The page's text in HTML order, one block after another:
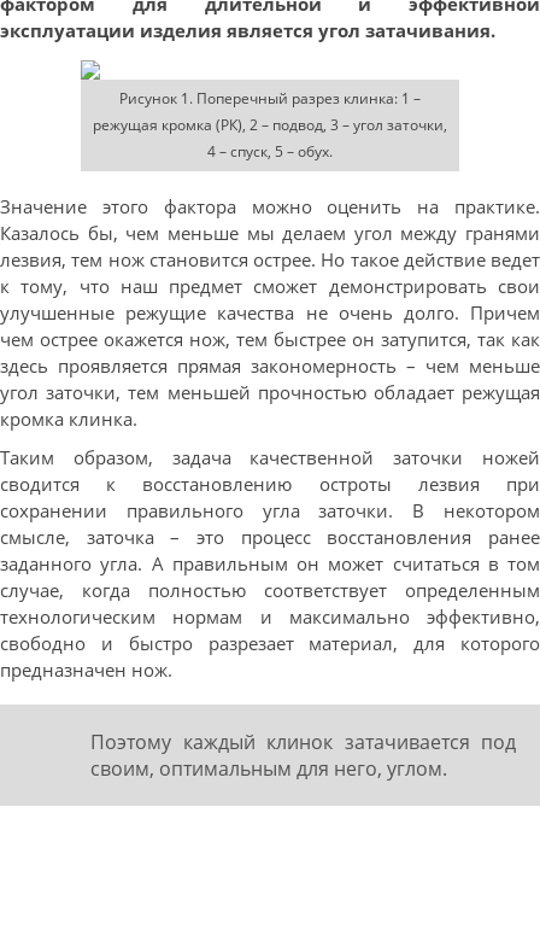
эксплуатации изделия является угол затачивания.
Рисунок 1. Поперечный разрез клинка: 1 –
режущая кромка (РК), 2 – подвод, 3 – угол заточки,
4 – спуск, 5 – обух.
Значение этого фактора можно оценить на практике.
Казалось бы, чем меньше мы делаем угол между гранями
лезвия, тем нож становится острее. Но такое действие ведет
к тому, что наш предмет сможет демонстрировать свои
улучшенные режущие качества не очень долго. Причем
чем острее окажется нож, тем быстрее он затупится, так как
здесь проявляется прямая закономерность – чем меньше
угол заточки, тем меньшей прочностью обладает режущая
кромка клинка.
Таким образом, задача качественной заточки ножей
сводится к восстановлению остроты лезвия при
сохранении правильного угла заточки. В некотором
смысле, заточка – это процесс восстановления ранее
заданного угла. А правильным он может считаться в том
случае, когда полностью соответствует определенным
технологическим нормам и максимально эффективно,
свободно и быстро разрезает материал, для которого
предназначен нож.
Поэтому каждый клинок затачивается под
своим, оптимальным для него, углом.